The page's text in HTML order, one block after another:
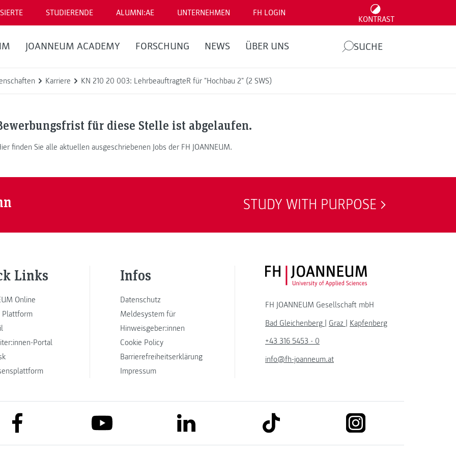
STUDIERENDE ALUMNI:AE UNTERNEHMEN FH LOGIN
KONTRAST
JOANNEUM ACADEMY FORSCHUNG NEWS ÜBER UNS SUCHE
Karriere KN 210 20 003: LehrbeauftragteR für "Hochbau 2" (2 SWS)
für diese Stelle ist abgelaufen.
finden Sie alle aktuellen ausgeschriebenen Jobs der FH JOANNEUM.
STUDY WITH PURPOSE
Links
Online
Portal
Infos
Datenschutz
Meldesystem für
Hinweisgeber:innen
Cookie Policy
Barrierefreiheitserklärung
Impressum
FH JOANNEUM Logo
FH JOANNEUM Gesellschaft mbH
Bad Gleichenberg | Graz | Kapfenberg
+43 316 5453 - 0
info@fh-joanneum.at
link to facebook link to youtube link to linkedin link to tiktok